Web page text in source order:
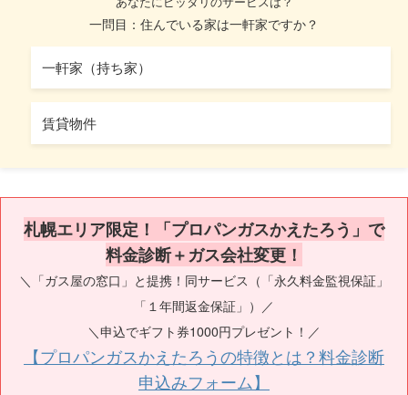
一問目：住んでいる家は一軒家ですか？
一軒家（持ち家）
賃貸物件
札幌エリア限定！「プロパンガスかえたろう」で
料金診断＋ガス会社変更！
＼「ガス屋の窓口」と提携！同サービス（「永久料金監視保証」
「１年間返金保証」）／
＼申込でギフト券1000円プレゼント！／
【プロパンガスかえたろうの特徴とは？料金診断
申込みフォーム】